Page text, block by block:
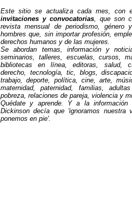
Este sitio se actualiza cada mes, con
invitaciones y convocatorias, que son
revista mensual de periodismo, género
hombres que, sin importar profesión,
derechos humanos y de las mujeres.
Se abordan temas, información y
seminarios, talleres, escuelas, cursos,
bibliotecas en línea, editoras, salud,
derecho, tecnología, tic, blogs,
trabajo, deporte, política, cine, arte,
maternidad, paternidad, familias,
pobreza, relaciones de pareja, violencia y
Quédate y aprende. Y a la
Dickinson decía que 'ignoramos nuestra
ponemos en pie'.